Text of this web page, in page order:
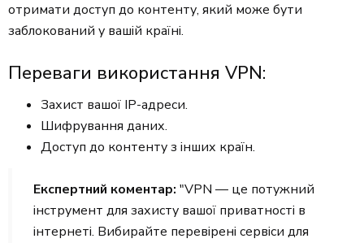
отримати доступ до контенту, який може бути
заблокований у вашій країні.
Переваги використання VPN:
Захист вашої IP-адреси.
Шифрування даних.
Доступ до контенту з інших країн.
Експертний коментар: "VPN — це потужний
інструмент для захисту вашої приватності в
інтернеті. Вибирайте перевірені сервіси для